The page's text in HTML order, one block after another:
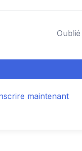
maintenant